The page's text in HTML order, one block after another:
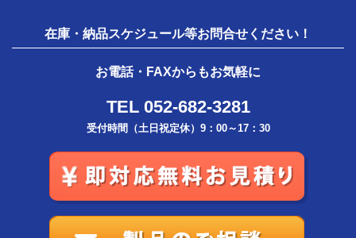
在庫・納品スケジュール等お問合せください！
お電話・FAXからもお気軽に
TEL 052-682-3281
受付時間（土日祝定休）9：00～17：30